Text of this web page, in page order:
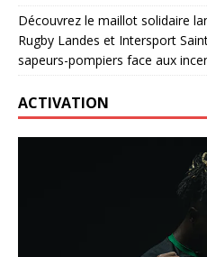
Découvrez le maillot solidaire
Rugby Landes et Intersport
sapeurs-pompiers face aux
ACTIVATION